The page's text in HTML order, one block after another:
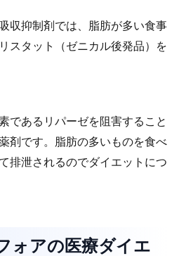
収抑制剤では、脂肪が多い食事
スタット（ゼニカル後発品）を
であるリパーゼを阻害すること
剤です。脂肪の多いものを食べ
排泄されるのでダイエットにつ
ォアの医療ダイエ